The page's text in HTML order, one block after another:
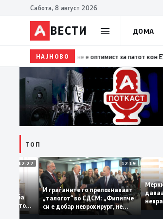
Сабота, 8 август 2026
ВЕСТИ ДОМА
НАЈНОВО
15:29 Прва посета на
ТОП
12:27
За
треба
домашното
12:19
И граѓаните го препознаваат
„талогот“ во СДСМ: „Филипче
си е добар неврохирург, не
треба се занимава со